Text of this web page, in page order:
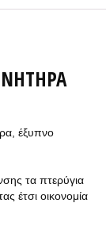
έξυπνο
τα πτερύγια
έτσι οικονομία